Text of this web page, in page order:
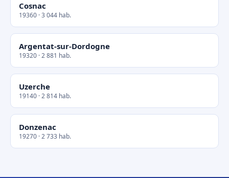
Cosnac
19360 · 3 044 hab.
Argentat-sur-Dordogne
19320 · 2 881 hab.
Uzerche
19140 · 2 814 hab.
Donzenac
19270 · 2 733 hab.